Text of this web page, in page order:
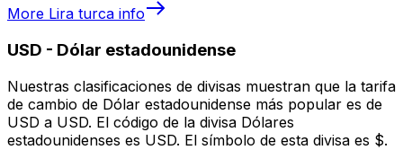
More Lira turca info
USD - Dólar estadounidense
Nuestras clasificaciones de divisas muestran que la tarifa
de cambio de Dólar estadounidense más popular es de
USD a USD. El código de la divisa Dólares
estadounidenses es USD. El símbolo de esta divisa es $.